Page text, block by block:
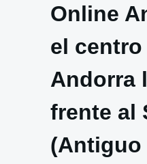
Online
el centro
Andorra
frente al
(Antiguo